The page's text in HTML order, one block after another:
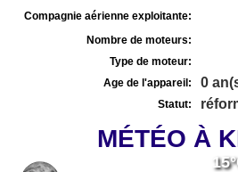
Compagnie aérienne exploitante:
Nombre de moteurs:
Type de moteur:
Age de l'appareil:
0
Statut:
MÉTÉO À